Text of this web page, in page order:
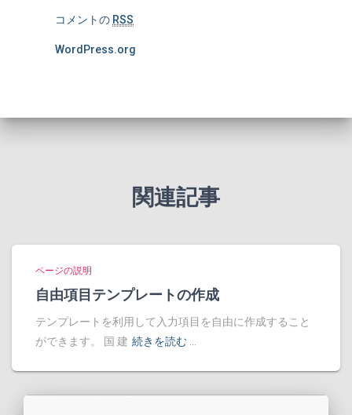
コメントの RSS
WordPress.org
関連記事
ページの説明
自由項目テンプレートの作成
テンプレートを利用して入力項目を自由に作成すること
ができます。 国 建 続きを読む …